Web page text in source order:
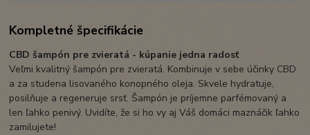
Kompletné špecifikácie
CBD šampón pre zvieratá - kúpanie jedna radosť
Veľmi kvalitný šampón pre zvieratá. Kombinuje v sebe účinky CBD
a za studena lisovaného konopného oleja. Skvele hydratuje,
posilňuje a regeneruje srsť. Šampón je príjemne parfémovaný a
len ľahko penivý. Uvidíte, že si ho vy aj Váš domáci maznáčik ľahko
zamilujete!